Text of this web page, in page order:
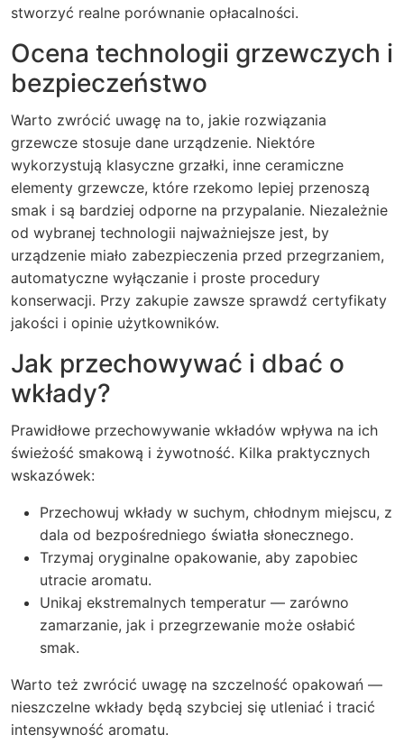
stworzyć realne porównanie opłacalności.
Ocena technologii grzewczych i
bezpieczeństwo
Warto zwrócić uwagę na to, jakie rozwiązania
grzewcze stosuje dane urządzenie. Niektóre
wykorzystują klasyczne grzałki, inne ceramiczne
elementy grzewcze, które rzekomo lepiej przenoszą
smak i są bardziej odporne na przypalanie. Niezależnie
od wybranej technologii najważniejsze jest, by
urządzenie miało zabezpieczenia przed przegrzaniem,
automatyczne wyłączanie i proste procedury
konserwacji. Przy zakupie zawsze sprawdź certyfikaty
jakości i opinie użytkowników.
Jak przechowywać i dbać o
wkłady?
Prawidłowe przechowywanie wkładów wpływa na ich
świeżość smakową i żywotność. Kilka praktycznych
wskazówek:
Przechowuj wkłady w suchym, chłodnym miejscu, z
dala od bezpośredniego światła słonecznego.
Trzymaj oryginalne opakowanie, aby zapobiec
utracie aromatu.
Unikaj ekstremalnych temperatur — zarówno
zamarzanie, jak i przegrzewanie może osłabić
smak.
Warto też zwrócić uwagę na szczelność opakowań —
nieszczelne wkłady będą szybciej się utleniać i tracić
intensywność aromatu.